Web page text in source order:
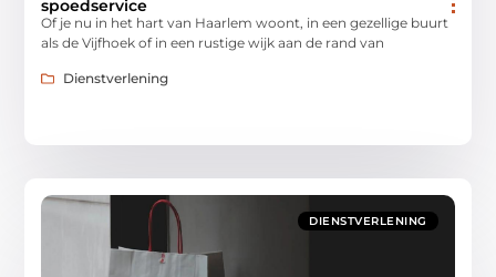
spoedservice
Of je nu in het hart van Haarlem woont, in een gezellige buurt
als de Vijfhoek of in een rustige wijk aan de rand van
Dienstverlening
DIENSTVERLENING